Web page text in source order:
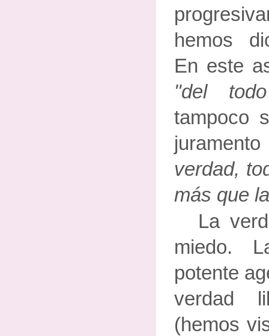
hemos
En este
"del
tampoco
verdad,
más que
La
miedo.
potente
verdad
(hemos